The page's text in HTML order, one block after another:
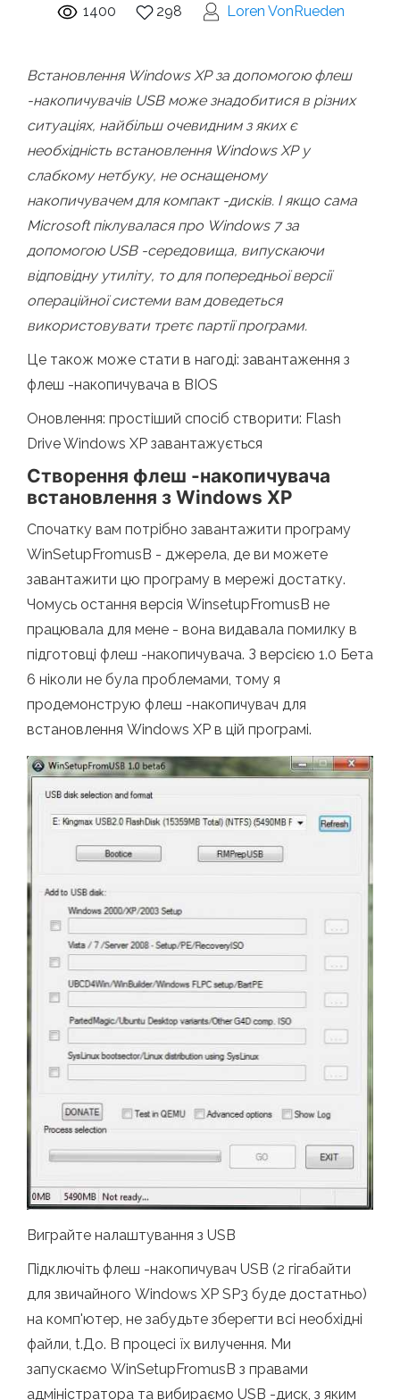
1400 298 Loren VonRueden
Встановлення Windows XP за допомогою флеш
-накопичувачів USB може знадобитися в різних
ситуаціях, найбільш очевидним з яких є
необхідність встановлення Windows XP у
слабкому нетбуку, не оснащеному
накопичувачем для компакт -дисків. І якщо сама
Microsoft піклувалася про Windows 7 за
допомогою USB -середовища, випускаючи
відповідну утиліту, то для попередньої версії
операційної системи вам доведеться
використовувати третє партії програми.
Це також може стати в нагоді: завантаження з
флеш -накопичувача в BIOS
Оновлення: простіший спосіб створити: Flash
Drive Windows XP завантажується
Створення флеш -накопичувача
встановлення з Windows XP
Спочатку вам потрібно завантажити програму
WinSetupFromusB - джерела, де ви можете
завантажити цю програму в мережі достатку.
Чомусь остання версія WinsetupFromusB не
працювала для мене - вона видавала помилку в
підготовці флеш -накопичувача. З версією 1.0 Бета
6 ніколи не була проблемами, тому я
продемонструю флеш -накопичувач для
встановлення Windows XP в цій програмі.
Виграйте налаштування з USB
Підключіть флеш -накопичувач USB (2 гігабайти
для звичайного Windows XP SP3 буде достатньо)
на комп'ютер, не забудьте зберегти всі необхідні
файли, t.До. В процесі їх вилучення. Ми
запускаємо WinSetupFromusB з правами
адміністратора та вибираємо USB -диск, з яким